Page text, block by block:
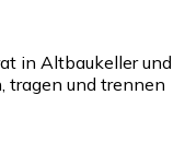
in Altbaukeller und
tragen und trennen